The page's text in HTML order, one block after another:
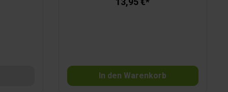
Trageschlaufen. Die runde Form der
In den Warenkorb